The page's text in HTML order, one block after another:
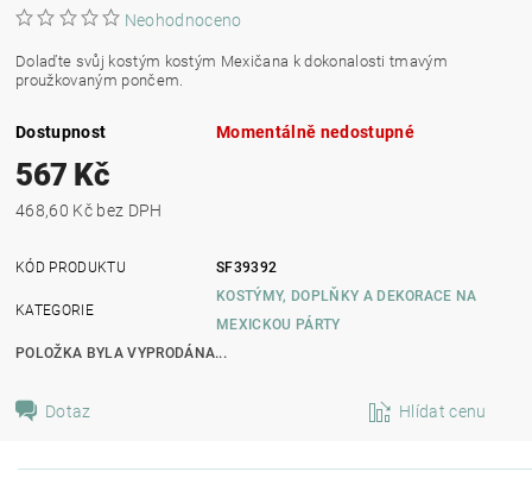
Neohodnoceno
Dolaďte svůj kostým kostým Mexičana k dokonalosti tmavým
proužkovaným pončem.
Dostupnost Momentálně nedostupné
567 Kč
468,60 Kč bez DPH
KÓD PRODUKTU SF39392
KATEGORIE
KOSTÝMY, DOPLŇKY A DEKORACE NA
MEXICKOU PÁRTY
POLOŽKA BYLA VYPRODÁNA...
Dotaz Hlídat cenu